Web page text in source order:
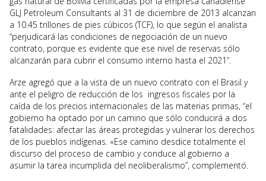
GLJ Petroleum Consultants al 31 de diciembre de 2013 alcanzan
a 10.45 trillones de pies cúbicos (TCF), lo que según el analista
“perjudicará las condiciones de negociación de un nuevo
contrato, porque es evidente que ese nivel de reservas sólo
alcanzarán para cubrir el consumo interno hasta el 2021”.
Arze agregó que a la vista de un nuevo contrato con el Brasil y
ante el peligro de reducción de los ingresos fiscales por la
caída de los precios internacionales de las materias primas, “el
gobierno ha optado por un camino que sólo conducirá a dos
fatalidades: afectar las áreas protegidas y vulnerar los derechos
de los pueblos indígenas. «Ese camino desdice totalmente el
discurso del proceso de cambio y conduce al gobierno a
asumir la tarea incumplida del neoliberalismo”, complementó.